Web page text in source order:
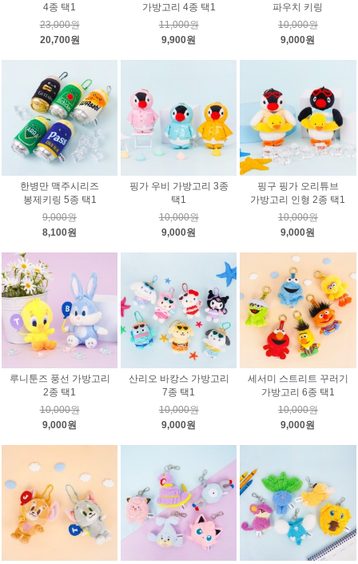
4종 택1
23,000원
20,700원
가방고리 4종 택1
11,000원
9,900원
파우치 키링
10,000원
9,000원
한병만 맥주시리즈
봉제키링 5종 택1
9,000원
8,100원
핑가 우비 가방고리 3종
택1
10,000원
9,000원
핑구 핑가 오리튜브
가방고리 인형 2종 택1
10,000원
9,000원
루니툰즈 풍선 가방고리
2종 택1
10,000원
9,000원
산리오 바캉스 가방고리
7종 택1
10,000원
9,000원
세서미 스트리트 꾸러기
가방고리 6종 택1
10,000원
9,000원